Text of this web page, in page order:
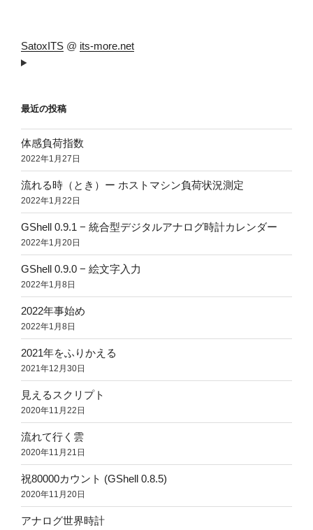
SatoxITS @ its-more.net
最近の投稿
体感負荷指数
2022年1月27日
流れる時（とき）ー ホストマシン負荷状況測定
2022年1月22日
GShell 0.9.1 − 統合型デジタルアナログ時計カレンダー
2022年1月20日
GShell 0.9.0 − 絵文字入力
2022年1月8日
2022年事始め
2022年1月8日
2021年をふりかえる
2021年12月30日
見えるスクリプト
2020年11月22日
流れて行く雲
2020年11月21日
祝80000カウント (GShell 0.8.5)
2020年11月20日
アナログ世界時計